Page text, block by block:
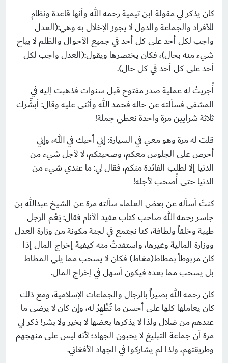
كان يذكر لي مقولة ابن تيمية رحمه الله وأنها قاعدة ونظام
للأفراد والجماعة والدول لا يجوز الإخلال به وهي:(العدل
واجب لكل أحد على كل أحد في جميع الأحوال والظلم لا يباح
شيء منه بحال)، فكان يختصرها ويقول:(العدل واجب لكل
أحد على كل أحد في كل حال).
أُجريتْ له عملية صدر مفتوح قبل سنوات فذهبت إليه في
المشفى فسألته عن حاله فحمد الله وأثنى عليه وقال: أبشِّرك
ثلاثة شرايين مرة واحدة نعطي جملة!
قلت له مرة وهو معي في السيارة: إني أحبك في الله، وإني
أحرص على الجلوس معكم، وصحبتكم، لا لأجل شيء من
الدنيا إلا لطلب الفائدة منكم، فقال لي: ما عندي شيء من
الدنيا حتى أُصحب لأجله!
كنتُ أسأله عن بعض العلماء سألته مرة عن الشيخ عبدالله بن
جاسر رحمه الله صاحب كتاب مفيد الأنام فقال: نِعْم الرجل
طيبة وخلقاً ولطافة، كنا نجتمع في لجنة مكونة من وزارة العدل
ووزارة المالية وغيرها، واستفدتُ منه كيفية إخراج المال إذا
كان مربوطاً بمطاط(مغاط) فكان لا يسحب مما يلي المطاط
بل يسحب مما بعده فيكون أسهل في إخراج المال.
كان رحمه الله بصيراً بالرجال والجماعات الإسلامية، ومع ذلك
كان يعاملها كلها على أحسن ما تُظْهِرُ له، وإن كان لا يرضى ما
عندهم من ضلال ولذا لا يذكرها بعضها لا بخير ولا بشر! ذكر لي
مرة أن جماعة التبليغ لا يحبون الجهاد؛ لأنه ليس على منهجهم
وطريقتهم، ولذا لم يشاركوا في الجهاد الأفغاني.